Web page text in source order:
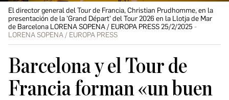
El director general del Tour de Francia, Christian Prudhomme, en la
presentación de la 'Grand Départ' del Tour 2026 en la Llotja de Mar
de Barcelona LORENA SOPENA / EUROPA PRESS 25/2/2025
LORENA SOPENA / EUROPA PRESS
Barcelona y el Tour de
Francia forman «un buen